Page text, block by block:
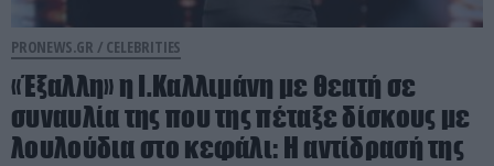
PRONEWS.GR / CELEBRITIES
«Έξαλλη» η Ι.Καλλιμάνη με θεατή σε
συναυλία της που της πέταξε δίσκους με
λουλούδια στο κεφάλι: Η αντίδρασή της